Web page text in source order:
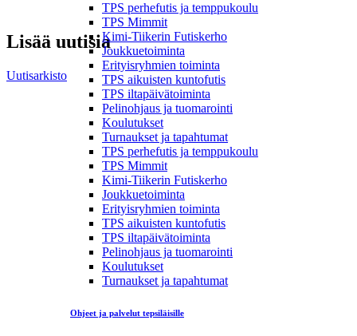
TPS perhefutis ja temppukoulu
TPS Mimmit
Kimi-Tiikerin Futiskerho
Joukkuetoiminta
Erityisryhmien toiminta
TPS aikuisten kuntofutis
TPS iltapäivätoiminta
Pelinohjaus ja tuomarointi
Koulutukset
Turnaukset ja tapahtumat
TPS perhefutis ja temppukoulu
TPS Mimmit
Kimi-Tiikerin Futiskerho
Joukkuetoiminta
Erityisryhmien toiminta
TPS aikuisten kuntofutis
TPS iltapäivätoiminta
Pelinohjaus ja tuomarointi
Koulutukset
Turnaukset ja tapahtumat
Ohjeet ja palvelut tepsiläisille
Lisää uutisia
Uutisarkisto